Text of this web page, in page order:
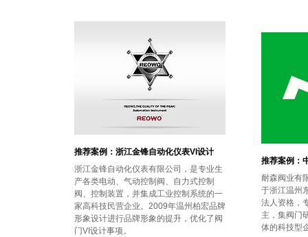
推荐案例：浙江金锋自动化仪表VI设计
浙江金锋自动化仪表有限公司，是专业生
产各类电动、气动控制阀、自力式控制
阀、控制装置，并集成工业控制系统的一
家高科技民营企业。2009年温州柏宏品牌
形象设计进行品牌形象的提升，优化了阀
门VI设计事项。
推荐案例：
耐森阀业有
于浙江温州
法人资格，
主，集阀门
体的科技型